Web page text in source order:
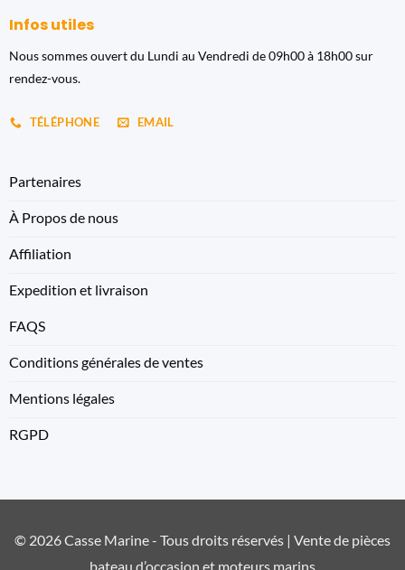
Infos utiles
Nous sommes ouvert du Lundi au Vendredi de 09h00 à 18h00 sur
rendez-vous.
TÉLÉPHONE EMAIL
Partenaires
À Propos de nous
Affiliation
Expedition et livraison
FAQS
Conditions générales de ventes
Mentions légales
RGPD
© 2026 Casse Marine - Tous droits réservés | Vente de pièces
bateau d’occasion et moteurs marins